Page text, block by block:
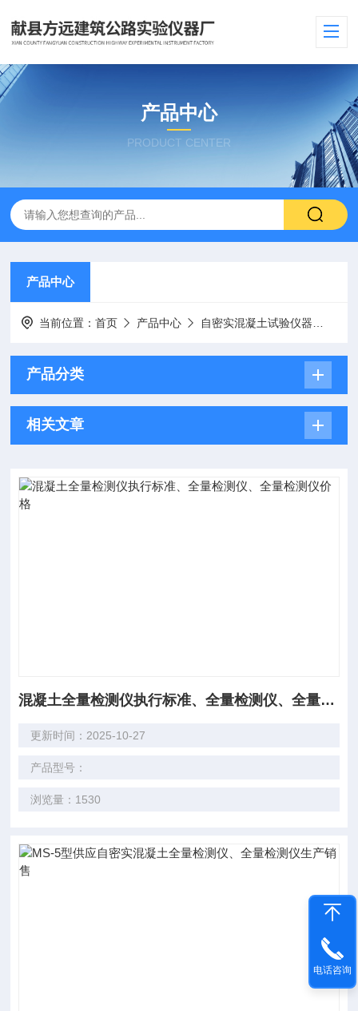
产品中心
PRODUCT CENTER
产品中心
当前位置：首页 产品中心 自密实混凝土试验仪器
产品分类
相关文章
混凝土全量检测仪执行标准、全量检测仪、全量检测仪价格
更新时间：2025-10-27
产品型号：
浏览量：1530
电话咨询